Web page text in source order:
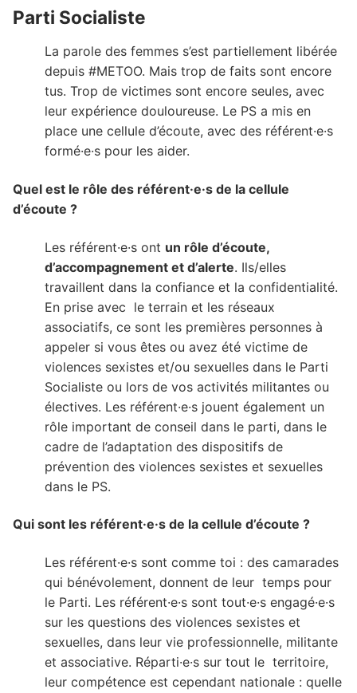
Parti Socialiste
La parole des femmes s’est partiellement libérée
depuis #METOO. Mais trop de faits sont encore
tus. Trop de victimes sont encore seules, avec
leur expérience douloureuse. Le PS a mis en
place une cellule d’écoute, avec des référent·e·s
formé·e·s pour les aider.
Quel est le rôle des référent·e·s de la cellule
d’écoute ?
Les référent·e·s ont un rôle d’écoute,
d’accompagnement et d’alerte. Ils/elles
travaillent dans la confiance et la confidentialité.
En prise avec le terrain et les réseaux
associatifs, ce sont les premières personnes à
appeler si vous êtes ou avez été victime de
violences sexistes et/ou sexuelles dans le Parti
Socialiste ou lors de vos activités militantes ou
électives. Les référent·e·s jouent également un
rôle important de conseil dans le parti, dans le
cadre de l’adaptation des dispositifs de
prévention des violences sexistes et sexuelles
dans le PS.
Qui sont les référent·e·s de la cellule d’écoute ?
Les référent·e·s sont comme toi : des camarades
qui bénévolement, donnent de leur temps pour
le Parti. Les référent·e·s sont tout·e·s engagé·e·s
sur les questions des violences sexistes et
sexuelles, dans leur vie professionnelle, militante
et associative. Réparti·e·s sur tout le territoire,
leur compétence est cependant nationale : quelle